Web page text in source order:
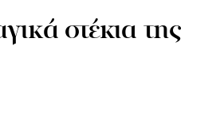
στέκια της